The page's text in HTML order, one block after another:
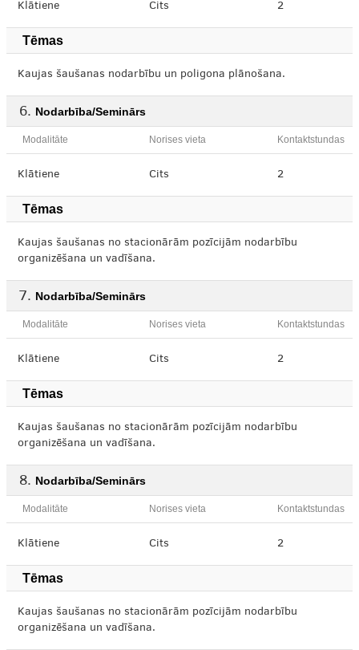
Klātiene Cits 2
Tēmas
Kaujas šaušanas nodarbību un poligona plānošana.
Nodarbība/Seminārs
Modalitāte Norises vieta Kontaktstundas
Klātiene Cits 2
Tēmas
Kaujas šaušanas no stacionārām pozīcijām nodarbību
organizēšana un vadīšana.
Nodarbība/Seminārs
Modalitāte Norises vieta Kontaktstundas
Klātiene Cits 2
Tēmas
Kaujas šaušanas no stacionārām pozīcijām nodarbību
organizēšana un vadīšana.
Nodarbība/Seminārs
Modalitāte Norises vieta Kontaktstundas
Klātiene Cits 2
Tēmas
Kaujas šaušanas no stacionārām pozīcijām nodarbību
organizēšana un vadīšana.